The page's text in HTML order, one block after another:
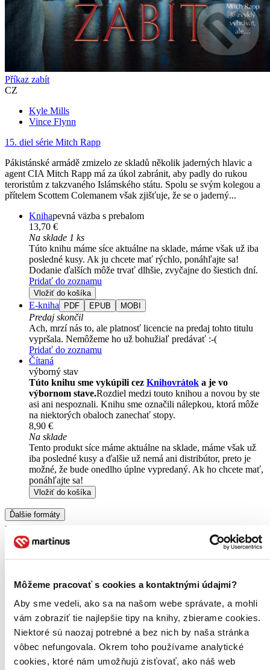
Môžeme pracovať s cookies a kontaktnými údajmi?
Aby sme vedeli, ako sa na našom webe správate, a mohli
vám zobraziť tie najlepšie tipy na knihy, zbierame cookies.
Niektoré sú naozaj potrebné a bez nich by naša stránka
vôbec nefungovala. Okrem toho používame analytické
cookies, ktoré nám umožňujú zisťovať, ako náš web
Příkaz zabít
CZ
Kyle Mills
Vince Flynn
15. diel série Mitch Rapp
Pákistánské armádě zmizelo ze skladů několik jaderných hlavic a
agent CIA Mitch Rapp má za úkol zabránit, aby padly do rukou
teroristům z takzvaného Islámského státu. Spolu se svým kolegou a
přítelem Scottem Colemanem však zjišťuje, že se o jaderný...
Knihapevná väzba s prebalom
13,70 €
Na sklade 1 ks
Túto knihu máme síce aktuálne na sklade, máme však už iba
posledné kusy. Ak ju chcete mať rýchlo, ponáhľajte sa!
Dodanie ďalších môže trvať dlhšie, zvyčajne do šiestich dní.
Pridať do zoznamu
Vložiť do košíka
E-kniha PDF EPUB MOBI
Predaj skončil
Ach, mrzí nás to, ale platnosť licencie na predaj tohto titulu
vypršala. Nemôžeme ho už bohužiaľ predávať :-(
Pridať do zoznamu
Čítaná
výborný stav
Túto knihu sme vykúpili cez Knihovrátok a je vo
výbornom stave.Rozdiel medzi touto knihou a novou by ste
asi ani nespoznali. Knihu sme označili nálepkou, ktorá môže
na niektorých obaloch zanechať stopy.
8,90 €
Na sklade
Tento produkt síce máme aktuálne na sklade, máme však už
iba posledné kusy a ďalšie už nemá ani distribútor, preto je
možné, že bude onedlho úplne vypredaný. Ak ho chcete mať,
ponáhľajte sa!
Vložiť do košíka
Ďalšie formáty